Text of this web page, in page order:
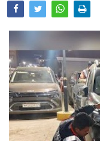
Home